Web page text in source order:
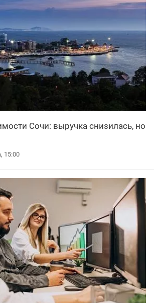
Сочи: выручка снизилась, но
15:00